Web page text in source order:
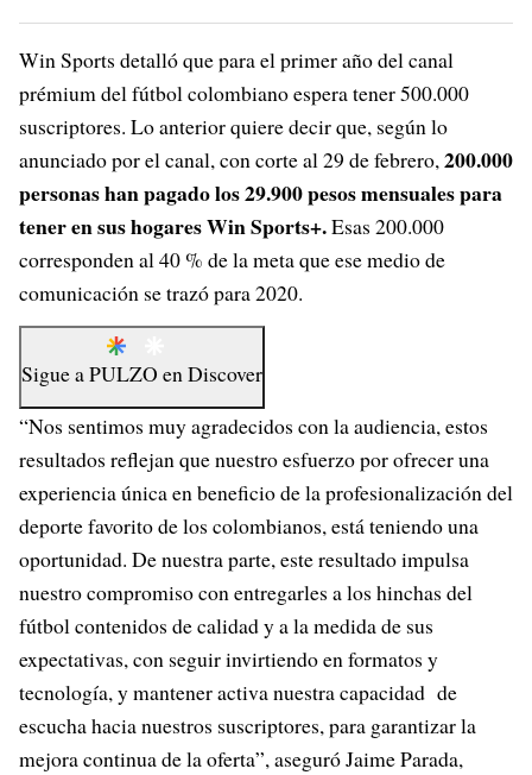
Win Sports detalló que para el primer año del canal
prémium del fútbol colombiano espera tener 500.000
suscriptores. Lo anterior quiere decir que, según lo
anunciado por el canal, con corte al 29 de febrero,200.000
personas han pagado los 29.900 pesos mensuales para
tener en sus hogares Win Sports+.Esas 200.000
corresponden al 40 % de la meta que ese medio de
comunicación se trazó para 2020.
Sigue aPULZO enDiscover
“Nos sentimos muy agradecidos con la audiencia, estos
resultados reflejan que nuestro esfuerzo por ofrecer una
experiencia única en beneficio de la profesionalización del
deporte favorito de los colombianos, está teniendo una
oportunidad. De nuestra parte, este resultado impulsa
nuestro compromiso con entregarles a los hinchas del
fútbol contenidos de calidad y a la medida de sus
expectativas, con seguir invirtiendo en formatos y
tecnología, y mantener activa nuestra capacidad de
escucha hacia nuestros suscriptores, para garantizar la
mejora continua de la oferta”, aseguró Jaime Parada,